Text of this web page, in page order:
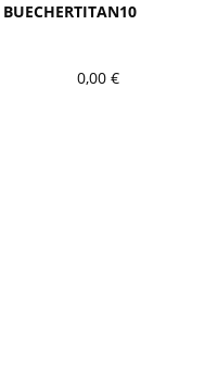
BUECHERTITAN10
0,00 €